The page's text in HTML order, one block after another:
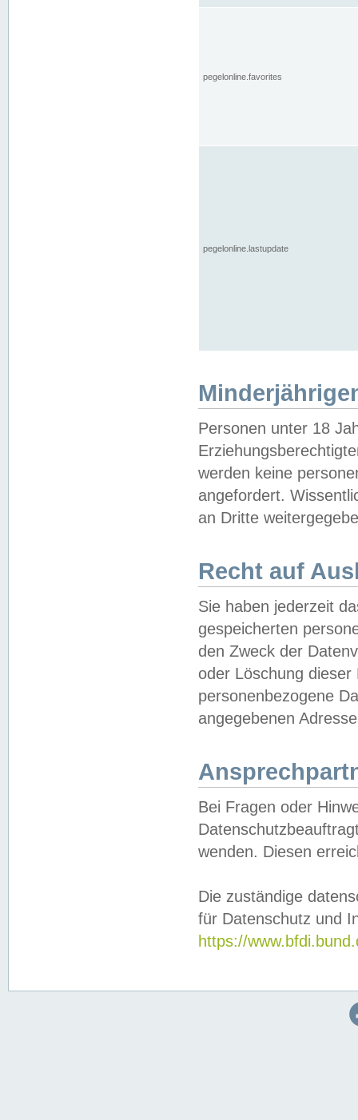
pegelonline.favorites
pegelonline.lastupdate
Personen unter 18
werden keine
angefordert.
an Dritte
Recht auf
Sie haben jederzeit
gespeicherten
den Zweck der
oder Löschung
personenbezogene
angegebenen
Bei Fragen oder
wenden. Diesen
Die zuständige
für Datenschutz und
https://